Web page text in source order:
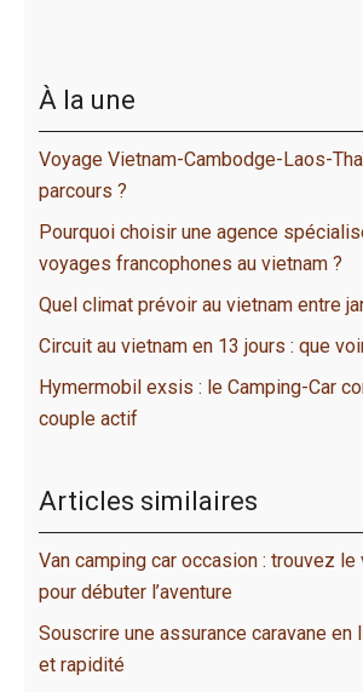
À la une
Voyage Vietnam-Cambodge-Laos-
parcours ?
Pourquoi choisir une agence
voyages francophones au vietnam ?
Quel climat prévoir au vietnam entre
Circuit au vietnam en 13 jours : que
Hymermobil exsis : le Camping-Car
couple actif
Articles similaires
Van camping car occasion : trouvez
pour débuter l’aventure
Souscrire une assurance caravane
et rapidité